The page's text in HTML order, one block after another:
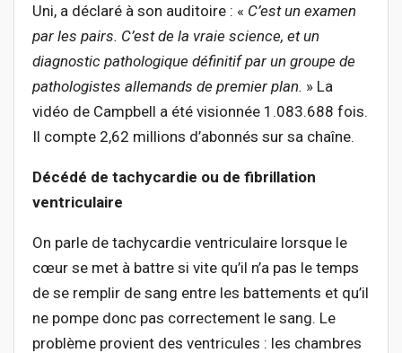
Uni, a déclaré à son auditoire : « C’est un examen
par les pairs. C’est de la vraie science, et un
diagnostic pathologique définitif par un groupe de
pathologistes allemands de premier plan. » La
vidéo de Campbell a été visionnée 1.083.688 fois.
Il compte 2,62 millions d’abonnés sur sa chaîne.
Décédé de tachycardie ou de fibrillation
ventriculaire
On parle de tachycardie ventriculaire lorsque le
cœur se met à battre si vite qu’il n’a pas le temps
de se remplir de sang entre les battements et qu’il
ne pompe donc pas correctement le sang. Le
problème provient des ventricules : les chambres